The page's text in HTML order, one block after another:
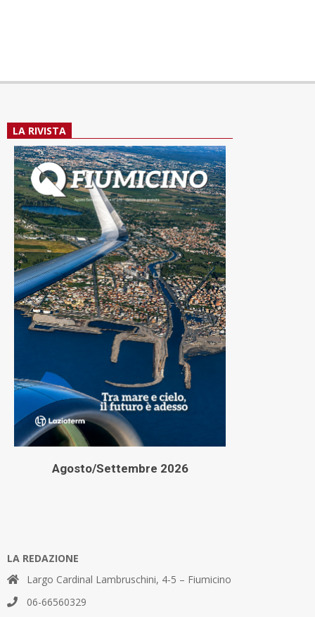
LA RIVISTA
Agosto/Settembre 2026
LA REDAZIONE
Largo Cardinal Lambruschini, 4-5 – Fiumicino
06-66560329